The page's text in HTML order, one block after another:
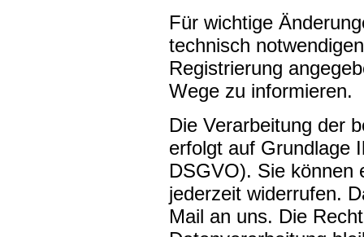
Für wichtige
technisch
Registrierung
Wege zu informieren.
Die Verarbeitung der
erfolgt auf Grundlage
DSGVO). Sie können
jederzeit widerrufen.
Mail an uns. Die